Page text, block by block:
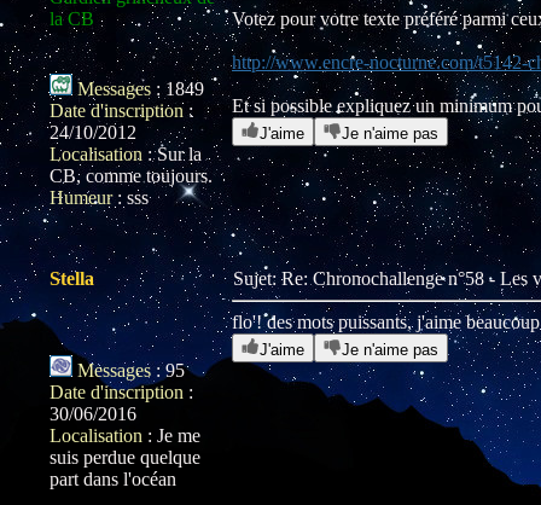
la CB
Messages : 1849
Date d'inscription:
24/10/2012
Localisation :Sur la
CB, comme toujours.
Humeur: sss
Votez pour votre texte préféré parmi
http://www.encre-nocturne.com/t5142-
Et si possible expliquez un minimum
J'aime Je n'aime pas
Stella
Messages :95
Date d'inscription :
30/06/2016
Localisation : Je me
suis perdue quelque
part dans l'océan
Sujet: Re: Chronochallenge n°58 -
flo'! des mots puissants, j'aime
J'aime Je n'aime pas